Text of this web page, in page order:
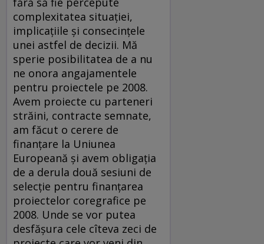
complexitatea situaţiei,
implicaţiile şi consecinţele
unei astfel de decizii. Mă
sperie posibilitatea de a nu
ne onora angajamentele
pentru proiectele pe 2008.
Avem proiecte cu parteneri
străini, contracte semnate,
am făcut o cerere de
finanţare la Uniunea
Europeană şi avem obligaţia
de a derula două sesiuni de
selecţie pentru finanţarea
proiectelor coregrafice pe
2008. Unde se vor putea
desfăşura cele cîteva zeci de